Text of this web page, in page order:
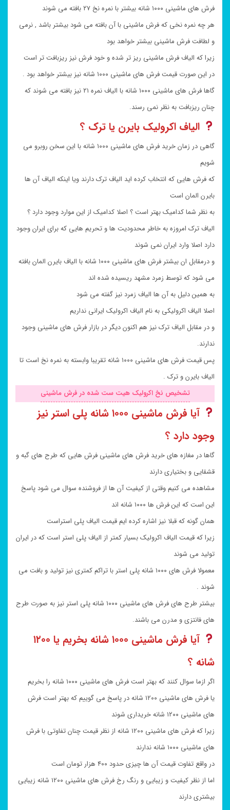
فرش های ماشینی ۱۰۰۰ شانه بیشتر با نمره نخ ۲۷ بافته می شوند
هر چه نمره نخی که فرش ماشینی با آن بافته می شود بیشتر باشد , نرمی
و لطافت فرش ماشینی بیشتر خواهد بود
زیرا که الیاف فرش ماشینی ریز تر شده و خود فرش نیز ریزبافت تر است
در این صورت قیمت فرش های ماشینی ۱۰۰۰ شانه نیز بیشتر خواهد بود .
گاها فرش های ماشینی ۱۰۰۰ شانه با الیاف نمره ۲۱ نیز بافته می شوند که
چنان ریزبافت به نظر نمی رسند.
الیاف اکرولیک بایرن یا ترک ؟
گاهی در زمان خرید فرش های ماشینی ۱۰۰۰ شانه با این سخن روبرو می
شویم
که فرش هایی که انتخاب کرده اید الیاف ترک دارند ویا اینکه الیاف آن ها
بایرن المان است
به نظر شما کدامیک بهتر است ؟ اصلا کدامیک از این موارد وجود دارد ؟
الیاف ترک امروزه به خاطر محدودیت ها و تحریم هایی که برای ایران وجود
دارد اصلا وارد ایران نمی شوند
و درمقابل ان بیشتر فرش های ماشینی ۱۰۰۰ شانه با الیاف بایرن المان بافته
می شود که توسط زمرد مشهد ریسیده شده اند
به همین دلیل به آن ها الیاف زمرد نیز گفته می شود
اصلا الیاف اکرولیکی به نام الیاف اکرولیک ایرانی نداریم
و در مقابل الیاف ترک نیز هم اکنون دیگر در بازار فرش های ماشینی وجود
ندارند.
پس قیمت فرش های ماشینی ۱۰۰۰ شانه تقریبا وابسته به نمره نخ است تا
الیاف بایرن و ترک .
تشخیص نخ اکرولیک هیت ست شده در فرش ماشینی
آیا فرش ماشینی ۱۰۰۰ شانه پلی استر نیز
وجود دارد ؟
گاها در مغازه های خرید فرش های ماشینی فرش هایی که طرح های گبه و
قشقایی و بختیاری دارند
مشاهده می کنیم وقتی از کیفیت آن ها از فروشنده سوال می شود پاسخ
این است که این فرش ها ۱۰۰۰ شانه اند
همان گونه که قبلا نیز اشاره کرده ایم قیمت الیاف پلی استراست
زیرا که قیمت الیاف اکرولیک بسیار کمتر از الیاف پلی استر است که در ایران
تولید می شوند
معمولا فرش های ۱۰۰۰ شانه پلی استر با تراکم کمتری نیز تولید و بافت می
شوند .
بیشتر طرح های فرش های ماشینی ۱۰۰۰ شانه پلی استر نیز به صورت طرح
های فانتزی و مدرن می باشند.
آیا فرش ماشینی ۱۰۰۰ شانه بخریم یا ۱۲۰۰
شانه ؟
اگر ازما سوال کنند که بهتر است فرش های ماشینی ۱۰۰۰ شانه را بخریم
یا فرش های ماشینی ۱۲۰۰ شانه در پاسخ می گوییم که بهتر است فرش
های ماشینی ۱۲۰۰ شانه خریداری شوند
زیرا که فرش های ماشینی ۱۲۰۰ شانه از نظر قیمت چنان تفاوتی با فرش
های ماشینی ۱۰۰۰ شانه ندارند
در واقع تفاوت قیمت آن ها چیزی حدود ۴۰۰ هزار تومان است
اما از نظر کیفیت و زیبایی و رنگ رخ فرش های ماشینی ۱۲۰۰ شانه زیبایی
بیشتری دارند